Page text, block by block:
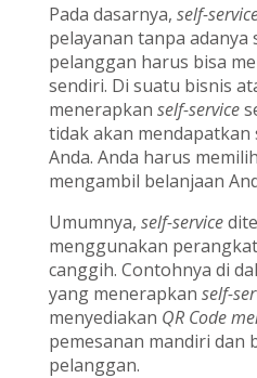
Pada dasarnya, self-
pelayanan tanpa adanya
pelanggan harus bisa
sendiri. Di suatu bisnis
menerapkan self-service
tidak akan mendapatkan
Anda. Anda harus
mengambil belanjaan
Umumnya, self-service
menggunakan
canggih. Contohnya di
yang menerapkan self-
menyediakan QR Code
pemesanan mandiri dan
pelanggan.